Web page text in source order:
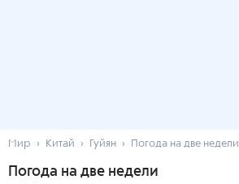
Мир Китай Гуйян Погода на две недели
Погода на две недели